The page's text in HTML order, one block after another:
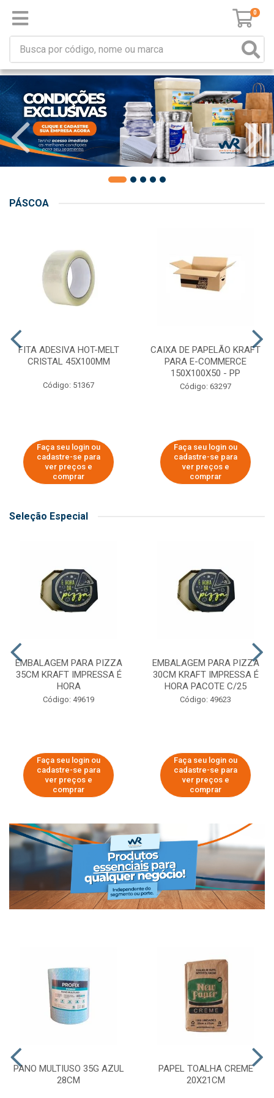
0
PÁSCOA
FITA ADESIVA HOT-MELT
CRISTAL 45X100MM
Código: 51367
Faça seu login ou
cadastre-se para
ver preços e
comprar
CAIXA DE PAPELÃO KRAFT
PARA E-COMMERCE
150X100X50 - PP
Código: 63297
Faça seu login ou
cadastre-se para
ver preços e
comprar
Seleção Especial
EMBALAGEM PARA PIZZA
35CM KRAFT IMPRESSA É
HORA
Código: 49619
Faça seu login ou
cadastre-se para
ver preços e
comprar
EMBALAGEM PARA PIZZA
30CM KRAFT IMPRESSA É
HORA PACOTE C/25
Código: 49623
Faça seu login ou
cadastre-se para
ver preços e
comprar
PANO MULTIUSO 35G AZUL
28CM
PAPEL TOALHA CREME
20X21CM